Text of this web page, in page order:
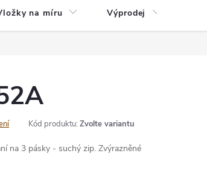
na míru Výprodej
Kód produktu: Zvolte variantu
na 3 pásky - suchý zip. Zvýrazněné